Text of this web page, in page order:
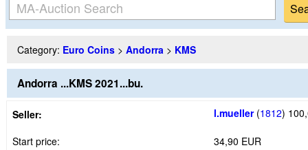
Category: Euro Coins > Andorra > KMS
Andorra ...KMS 2021...bu.
Seller: l.mueller(1812)
Start price:
34,90 EUR